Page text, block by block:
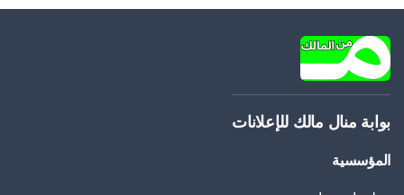
بوابة منال مالك للإعلانات
المؤسسية